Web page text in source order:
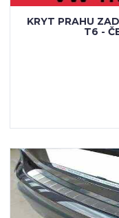
KRYT PRAHU
T6 -